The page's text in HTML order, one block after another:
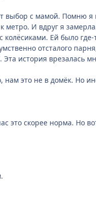
выбор с мамой. Помню
И вдруг я
Ей было где-
отсталого
история врезалась
это не в домёк. Но
это скорее норма. Но